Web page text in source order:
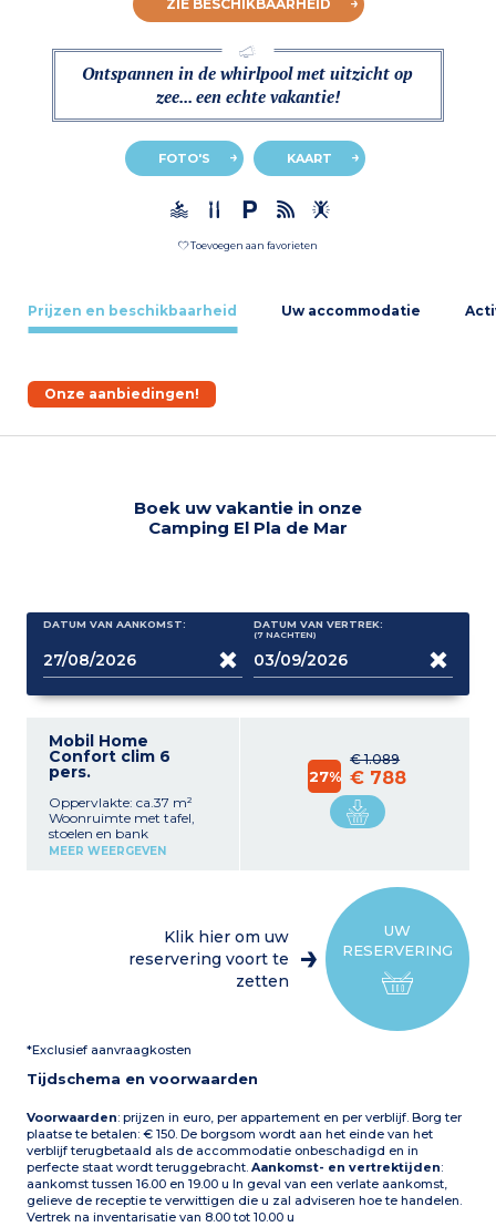
ZIE BESCHIKBAARHEID
Ontspannen in de whirlpool met uitzicht op
zee... een echte vakantie!
FOTO'S KAART
Toevoegen aan favorieten
Prijzen en beschikbaarheid Uw accommodatie
Onze aanbiedingen!
Boek uw vakantie in onze
Camping El Pla de Mar
DATUM VAN AANKOMST: DATUM VAN VERTREK:
(7 NACHTEN)
Mobil Home
Confort clim 6
pers.
Oppervlakte: ca.37 m²
Woonruimte met tafel,
stoelen en bank
Keukenhoek (koelkast met
1 slaapkamer met 1
tweepersoonsbed (140 x
stapelbedden
wastafel
badkamer)
Gedeeltelijk overdekt terras
met tuinmeubilair (tafel en
stoelen), barbecue of
plancha (afhankelijk van
beschikbaarheid)
MEER WEERGEVEN
€ 1.089
27% € 788
UW
RESERVERING
Klik hier om uw
reservering voort te
zetten
*Exclusief aanvraagkosten
Tijdschema en voorwaarden
Voorwaarden: prijzen in euro, per appartement en per verblijf. Borg ter
plaatse te betalen: € 150. De borgsom wordt aan het einde van het
verblijf terugbetaald als de accommodatie onbeschadigd en in
perfecte staat wordt teruggebracht.Aankomst- en vertrektijden:
aankomst tussen 16.00 en 19.00 u In geval van een verlate aankomst,
gelieve de receptie te verwittigen die u zal adviseren hoe te handelen.
Vertrek na inventarisatie van 8.00 tot 10.00 u